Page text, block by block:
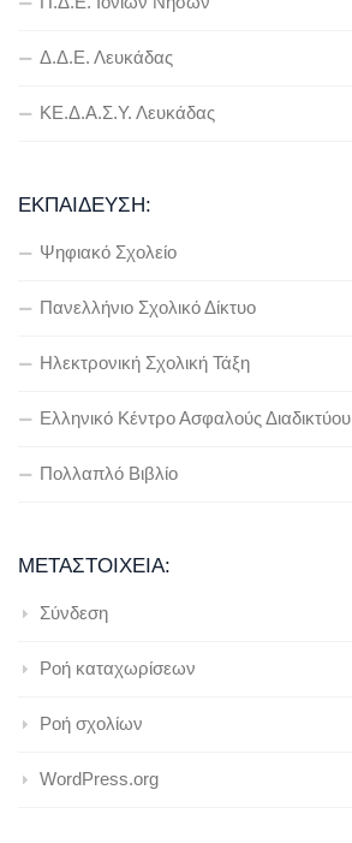
Δ.Δ.Ε. Λευκάδας
ΚΕ.Δ.Α.Σ.Υ. Λευκάδας
ΕΚΠΑΊΔΕΥΣΗ:
Ψηφιακό Σχολείο
Πανελλήνιο Σχολικό Δίκτυο
Ηλεκτρονική Σχολική Τάξη
Ελληνικό Κέντρο Ασφαλούς Διαδικτύου
Πολλαπλό Βιβλίο
ΜΕΤΑΣΤΟΙΧΕΊΑ:
Σύνδεση
Ροή καταχωρίσεων
Ροή σχολίων
WordPress.org